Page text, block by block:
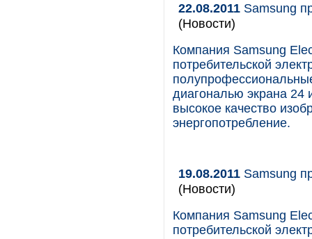
22.08.2011 Samsung
(Новости)
Компания Samsung
потребительской
диагональю экрана 24
высокое качество
энергопотребление.
19.08.2011 Samsung
(Новости)
Компания Samsung
потребительской